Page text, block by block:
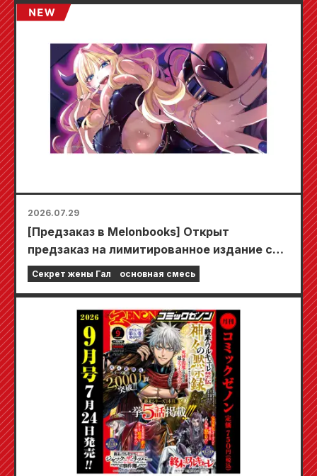
2026.07.29
[Предзаказ в Melonbooks] Открыт
предзаказ на лимитированное издание со
специальным игровым ковриком,
украшенным потрясающе красивой
Кудо! Выход 6-го тома «Секрета невесты-
девушки» запланирован на 20 октября!
Секрет жены Гал основная смесь